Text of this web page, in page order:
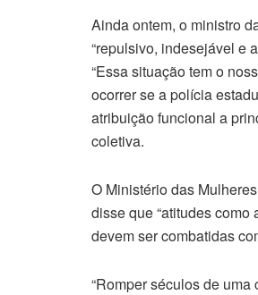
Ainda ontem, o ministro
“repulsivo, indesejável e
“Essa situação tem o
ocorrer se a polícia
atribuição funcional a
coletiva.
O Ministério das
disse que “atitudes
devem ser combatidas
“Romper séculos de